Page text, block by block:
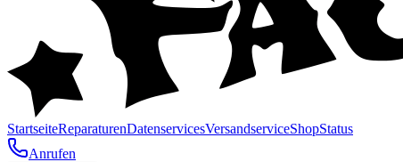
StartseiteReparaturenDatenservicesVersandserviceShopStatus
Anrufen